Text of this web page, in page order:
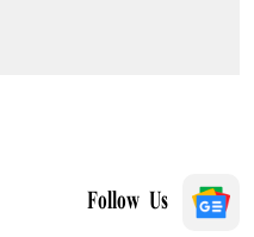
Follow Us